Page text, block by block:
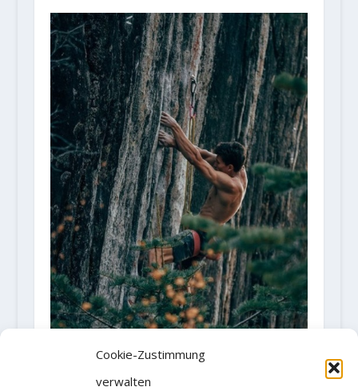
Cookie-Zustimmung
verwalten
Nathaniel Coleman mit "Empath"
(9a+/5.15a)